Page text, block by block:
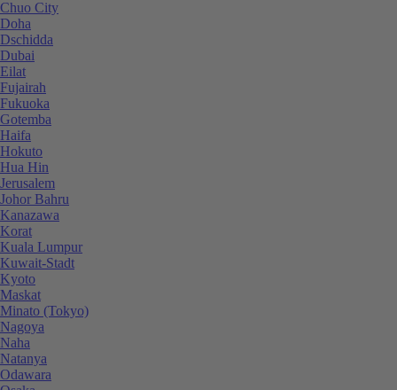
Chuo City
Doha
Dschidda
Dubai
Eilat
Fujairah
Fukuoka
Gotemba
Haifa
Hokuto
Hua Hin
Jerusalem
Johor Bahru
Kanazawa
Korat
Kuala Lumpur
Kuwait-Stadt
Kyoto
Maskat
Minato (Tokyo)
Nagoya
Naha
Natanya
Odawara